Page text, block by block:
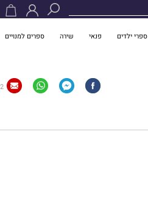
ספרי ילדים פנאי שירה ספרים למנויים
2